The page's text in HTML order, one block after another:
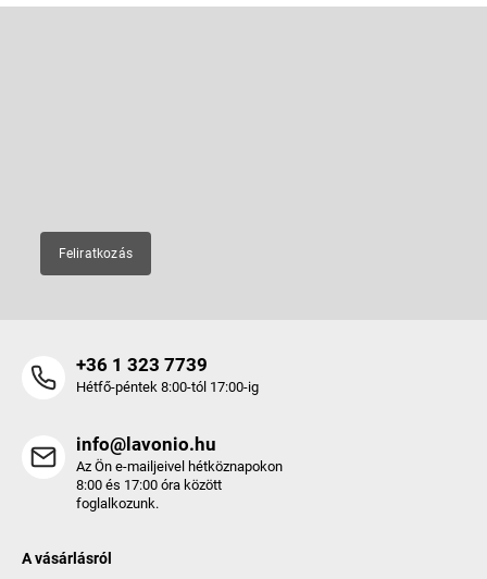
Feliratkozás
+36 1 323 7739
Hétfő-péntek 8:00-tól 17:00-ig
info@lavonio.hu
Az Ön e-mailjeivel hétköznapokon
8:00 és 17:00 óra között
foglalkozunk.
A vásárlásról